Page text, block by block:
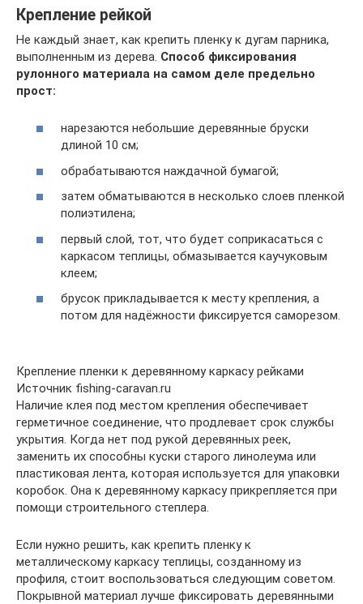
Крепление рейкой
Не каждый знает, как крепить пленку к дугам парника,
выполненным из дерева. Способ фиксирования
рулонного материала на самом деле предельно
прост:
нарезаются небольшие деревянные бруски
длиной 10 см;
обрабатываются наждачной бумагой;
затем обматываются в несколько слоев пленкой
полиэтилена;
первый слой, тот, что будет соприкасаться с
каркасом теплицы, обмазывается каучуковым
клеем;
брусок прикладывается к месту крепления, а
потом для надёжности фиксируется саморезом.
Крепление пленки к деревянному каркасу рейками
Источник fishing-caravan.ru
Наличие клея под местом крепления обеспечивает
герметичное соединение, что продлевает срок службы
укрытия. Когда нет под рукой деревянных реек,
заменить их способны куски старого линолеума или
пластиковая лента, которая используется для упаковки
коробок. Она к деревянному каркасу прикрепляется при
помощи строительного степлера.
Если нужно решить, как крепить пленку к
металлическому каркасу теплицы, созданному из
профиля, стоит воспользоваться следующим советом.
Покрывной материал лучше фиксировать деревянными